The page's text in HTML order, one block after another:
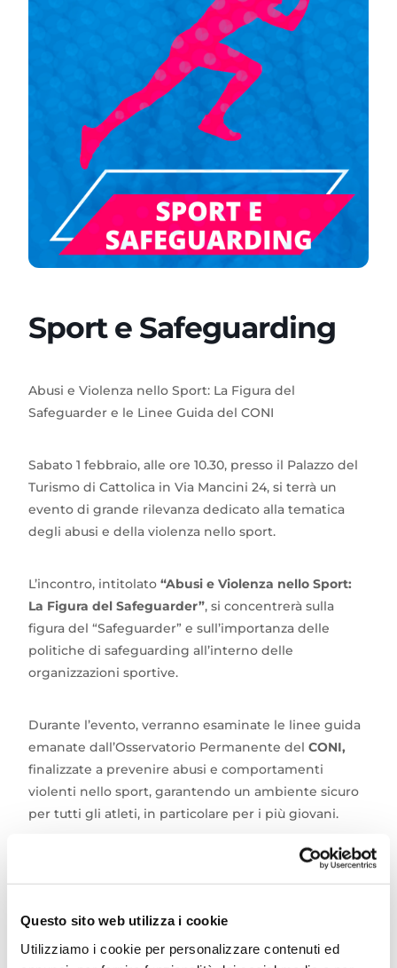
Questo sito web utilizza i cookie
Utilizziamo i cookie per personalizzare contenuti ed
Sport e Safeguarding
Abusi e Violenza nello Sport: La Figura del
Safeguarder e le Linee Guida del CONI
Sabato 1 febbraio, alle ore 10.30, presso il Palazzo del
Turismo di Cattolica in Via Mancini 24, si terrà un
evento di grande rilevanza dedicato alla tematica
degli abusi e della violenza nello sport.
L’incontro, intitolato“Abusi e Violenza nello Sport:
La Figura del Safeguarder”, si concentrerà sulla
figura del “Safeguarder” e sull’importanza delle
politiche di safeguarding all’interno delle
organizzazioni sportive.
Durante l’evento, verranno esaminate le linee guida
emanate dall’Osservatorio Permanente delCONI,
finalizzate a prevenire abusi e comportamenti
violenti nello sport, garantendo un ambiente sicuro
per tutti gli atleti, in particolare per i più giovani.
Il Safeguarder, una figura fondamentale in questo
contesto, ha il compito di monitorare e promuovere
le pratiche sportive siano sempre rispettose dei
diritti e del benessere di tutti i partecipanti.